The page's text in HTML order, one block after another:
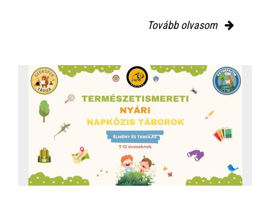
Tovább olvasom